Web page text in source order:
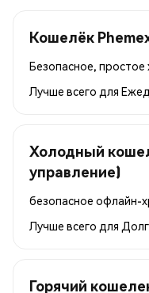
Кошелёк
Безопасное, простое
Лучше всего для
Холодный
управление)
безопасное офлайн-
Лучше всего для
Горячий